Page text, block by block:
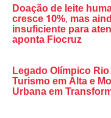
Doação de leite
cresce 10%, mas
insuficiente para
aponta Fiocruz
Legado Olímpico
Turismo em Alta e
Urbana em